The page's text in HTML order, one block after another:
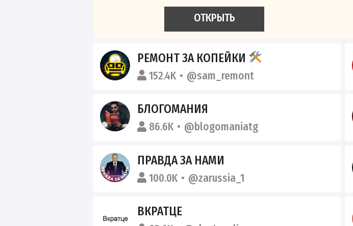
ОТКРЫТЬ
РЕМОНТ ЗА КОПЕЙКИ
152.4K @sam_remont
БЛОГОМАНИЯ
86.6K @blogomaniatg
ПРАВДА ЗА НАМИ
100.0K @zarussia_1
ВКРАТЦЕ